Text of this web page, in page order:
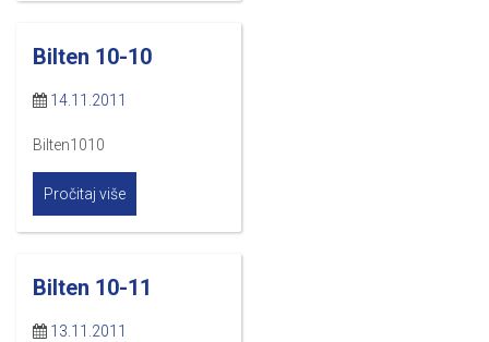
Bilten 10-10
14.11.2011
Bilten1010
Pročitaj više
Bilten 10-11
13.11.2011